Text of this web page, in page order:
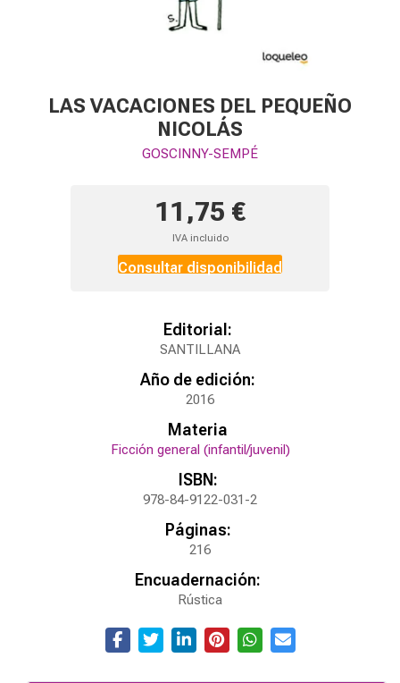
LAS VACACIONES DEL PEQUEÑO
NICOLÁS
GOSCINNY-SEMPÉ
11,75 €
IVA incluido
Consultar disponibilidad
Editorial:
SANTILLANA
Año de edición:
2016
Materia
Ficción general (infantil/juvenil)
ISBN:
978-84-9122-031-2
Páginas:
216
Encuadernación:
Rústica